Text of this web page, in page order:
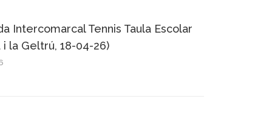
Intercomarcal Tennis Taula Escolar
i la Geltrú, 18-04-26)